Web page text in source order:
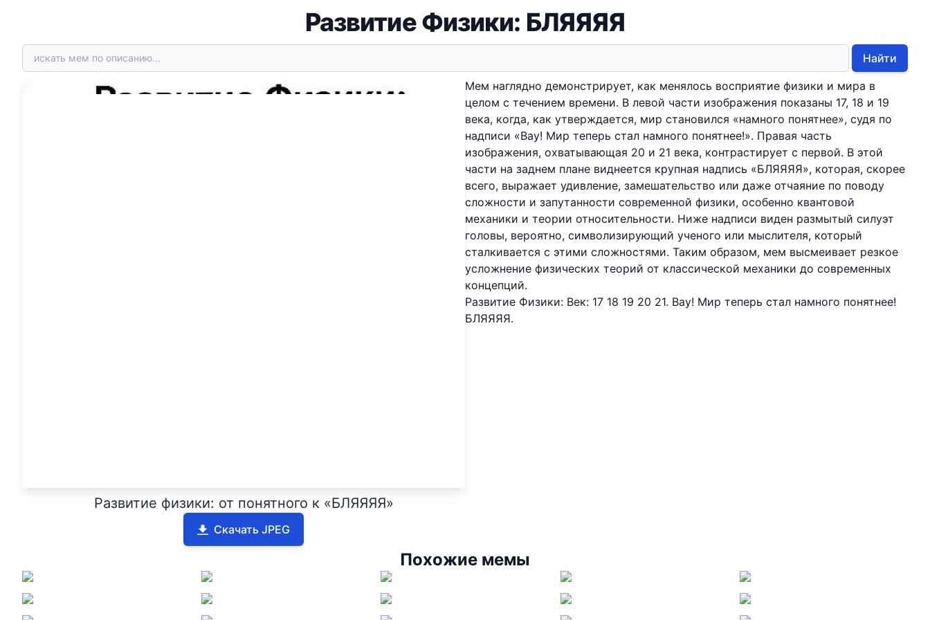
Развитие Физики: БЛЯЯЯЯ
Найти
Развитие физики: от понятного к «БЛЯЯЯЯ»
Скачать JPEG
Мем наглядно демонстрирует, как менялось восприятие физики и мира в
целом с течением времени. В левой части изображения показаны 17, 18 и 19
века, когда, как утверждается, мир становился «намного понятнее», судя по
надписи «Вау! Мир теперь стал намного понятнее!». Правая часть
изображения, охватывающая 20 и 21 века, контрастирует с первой. В этой
части на заднем плане виднеется крупная надпись «БЛЯЯЯЯ», которая, скорее
всего, выражает удивление, замешательство или даже отчаяние по поводу
сложности и запутанности современной физики, особенно квантовой
механики и теории относительности. Ниже надписи виден размытый силуэт
головы, вероятно, символизирующий ученого или мыслителя, который
сталкивается с этими сложностями. Таким образом, мем высмеивает резкое
усложнение физических теорий от классической механики до современных
концепций.
Развитие Физики: Век: 17 18 19 20 21. Вау! Мир теперь стал намного понятнее!
БЛЯЯЯЯ.
Похожие мемы